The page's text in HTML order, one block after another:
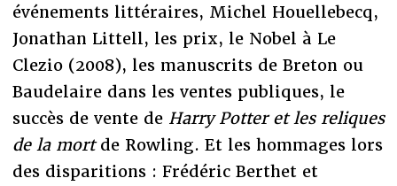
événements littéraires, Michel Houellebecq,
Jonathan Littell, les prix, le Nobel à Le
Clezio (2008), les manuscrits de Breton ou
Baudelaire dans les ventes publiques, le
succès de vente de Harry Potter et les reliques
de la mortde Rowling. Et les hommages lors
des disparitions : Frédéric Berthet et